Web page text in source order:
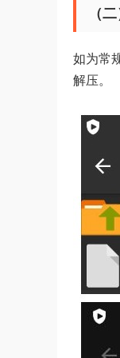
（
如为常
解压。